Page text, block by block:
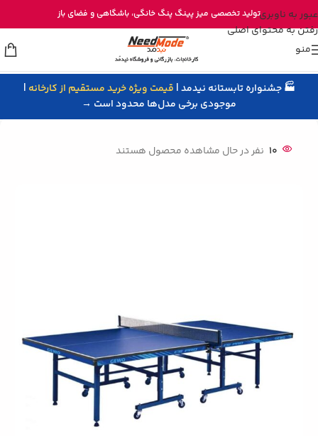
عبور به ناوبری
رفتن به محتوای اصلی
خرید مستقیم میز پینگ پنگ از تولیدی نیدمد
تولید تخصصی میز پینگ پنگ خانگی، باشگاهی و فضای باز
منو
🏭 جشنواره تابستانه نیدمد | قیمت ویژه خرید مستقیم از کارخانه |
موجودی برخی مدل‌ها محدود است →میز پینگ پنگ/میز پینگ پنگ حرفه‌ای
10 نفر در حال مشاهده محصول هستند